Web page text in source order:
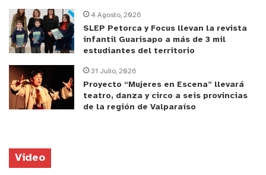
4 Agosto, 2026
SLEP Petorca y Focus llevan la revista
infantil Guarisapo a más de 3 mil
estudiantes del territorio
31 Julio, 2026
Proyecto “Mujeres en Escena” llevará
teatro, danza y circo a seis provincias
de la región de Valparaíso
Video